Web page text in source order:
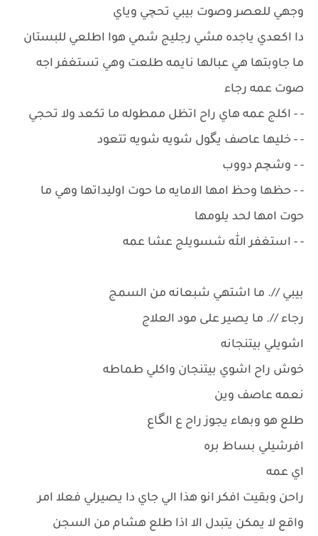
وجهي للعصر وصوت بيبي تحچي وياي
دا اكعدي ياجده مشي رجليج شمي هوا اطلعي للبستان
ما جاوبتها هي عبالها نايمه طلعت وهي تستغفر اجه
صوت عمه رجاء
- - اكلج عمه هاي راح اتظل ممطوله ما تكعد ولا تحجي
- - خليها عاصف يگول شويه شويه تتعود
- - وشچم دووب
- - حظها وحظ امها الامايه ما حوت اوليداتها وهي ما
حوت امها لحد يلومها
- - استغفر الله شسويلج عشا عمه
بيبي //. ما اشتهي شبعانه من السمج
رجاء //. ما يصير على مود العلاج
اشويلي بيتنجانه
خوش راح اشوي بيتنجان واكلي طماطه
نعمه عاصف وين
طلع هو وبهاء يجوز راح ع الگاع
افرشيلي بساط بره
اي عمه
راحن وبقيت افكر انو هذا الي جاي دا يصيرلي فعلا امر
واقع لا يمكن يتبدل الا اذا طلع هشام من السجن